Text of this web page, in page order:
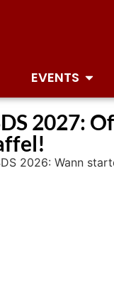
EVENTS
2027: